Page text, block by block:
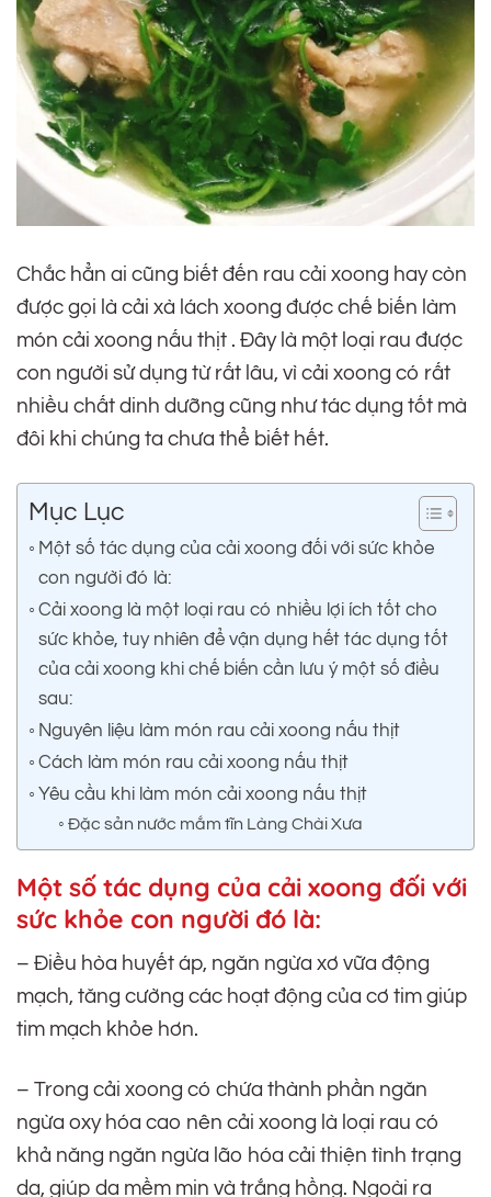
Chắc hẳn ai cũng biết đến rau cải xoong hay còn
được gọi là cải xà lách xoong được chế biến làm
món cải xoong nấu thịt . Đây là một loại rau được
con người sử dụng từ rất lâu, vì cải xoong có rất
nhiều chất dinh dưỡng cũng như tác dụng tốt mà
đôi khi chúng ta chưa thể biết hết.
Mục Lục
Một số tác dụng của cải xoong đối với sức khỏe
con người đó là:
Cải xoong là một loại rau có nhiều lợi ích tốt cho
sức khỏe, tuy nhiên để vận dụng hết tác dụng tốt
của cải xoong khi chế biến cần lưu ý một số điều
sau:
Nguyên liệu làm món rau cải xoong nấu thịt
Cách làm món rau cải xoong nấu thịt
Yêu cầu khi làm món cải xoong nấu thịt
Đặc sản nước mắm tĩn Làng Chài Xưa
Một số tác dụng của cải xoong đối với
sức khỏe con người đó là:
– Điều hòa huyết áp, ngăn ngừa xơ vữa động
mạch, tăng cường các hoạt động của cơ tim giúp
tim mạch khỏe hơn.
– Trong cải xoong có chứa thành phần ngăn
ngừa oxy hóa cao nên cải xoong là loại rau có
khả năng ngăn ngừa lão hóa cải thiện tình trạng
da, giúp da mềm mịn và trắng hồng. Ngoài ra